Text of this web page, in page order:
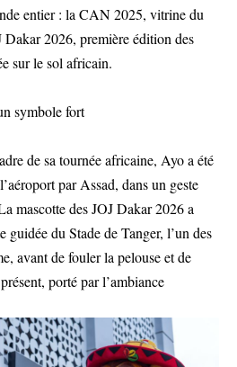
entier : la CAN 2025, vitrine du
2026, première édition des
sur le sol africain.
symbole fort
de sa tournée africaine, Ayo a été
par Assad, dans un geste
mascotte des JOJ Dakar 2026 a
guidée du Stade de Tanger, l’un des
avant de fouler la pelouse et de
porté par l’ambiance